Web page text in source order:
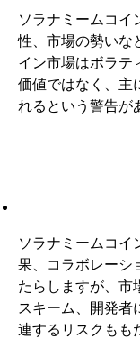
ソラナミームコイ
性、市場の勢いな
イン市場はボラテ
価値ではなく、主
れるという警告が
ソラナミームコイ
果、コラボレーシ
たらしますが、市
スキーム、開発者
連するリスクもも